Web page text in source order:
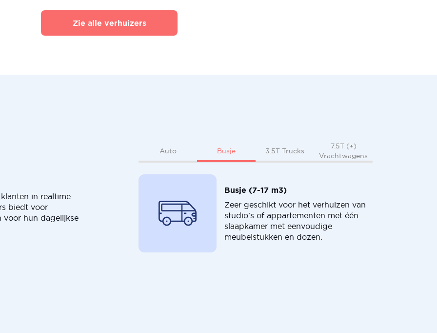
Zie alle verhuizers
in realtime
biedt voor
voor hun dagelijkse
Auto Busje 3.5T Trucks
7.5T (+)
Vrachtwagens
Busje (7-17 m3)
Zeer geschikt voor het verhuizen van
studio's of appartementen met één
slaapkamer met eenvoudige
meubelstukken en dozen.